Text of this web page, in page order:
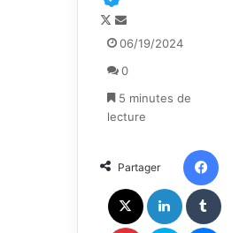
F
o
l
o
w
X
n
o
y
e
n
c
o
u
06/19/2024
0
5 minutes de
lecture
Partager